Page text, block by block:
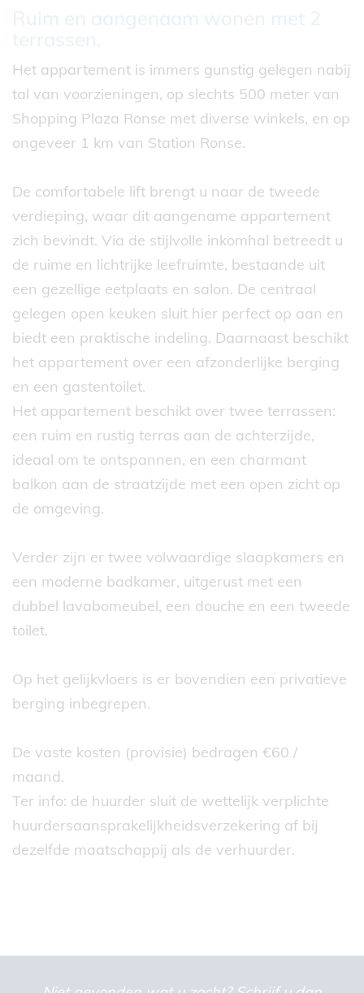
Omschrijving
Ruim en aangenaam wonen met 2
terrassen.
Het appartement is immers gunstig gelegen nabij
tal van voorzieningen, op slechts 500 meter van
Shopping Plaza Ronse met diverse winkels, en op
ongeveer 1 km van Station Ronse.
De comfortabele lift brengt u naar de tweede
verdieping, waar dit aangename appartement
zich bevindt. Via de stijlvolle inkomhal betreedt u
de ruime en lichtrijke leefruimte, bestaande uit
een gezellige eetplaats en salon. De centraal
gelegen open keuken sluit hier perfect op aan en
biedt een praktische indeling. Daarnaast beschikt
het appartement over een afzonderlijke berging
en een gastentoilet.
Het appartement beschikt over twee terrassen:
een ruim en rustig terras aan de achterzijde,
ideaal om te ontspannen, en een charmant
balkon aan de straatzijde met een open zicht op
de omgeving.
Verder zijn er twee volwaardige slaapkamers en
een moderne badkamer, uitgerust met een
dubbel lavabomeubel, een douche en een tweede
toilet.
Op het gelijkvloers is er bovendien een privatieve
berging inbegrepen.
De vaste kosten (provisie) bedragen €60 /
maand.
Ter info: de huurder sluit de wettelijk verplichte
huurdersaansprakelijkheidsverzekering af bij
dezelfde maatschappij als de verhuurder.